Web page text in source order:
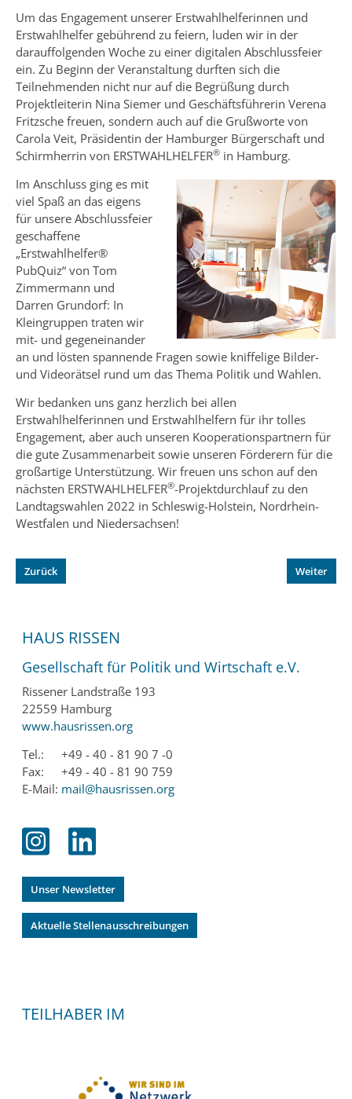
Um das Engagement unserer Erstwahlhelferinnen und
Erstwahlhelfer gebührend zu feiern, luden wir in der
darauffolgenden Woche zu einer digitalen Abschlussfeier
ein. Zu Beginn der Veranstaltung durften sich die
Teilnehmenden nicht nur auf die Begrüßung durch
Projektleiterin Nina Siemer und Geschäftsführerin Verena
Fritzsche freuen, sondern auch auf die Grußworte von
Carola Veit, Präsidentin der Hamburger Bürgerschaft und
Schirmherrin von ERSTWAHLHELFER® in Hamburg.
Im Anschluss ging es mit
viel Spaß an das eigens
für unsere Abschlussfeier
geschaffene
„Erstwahlhelfer®
PubQuiz“ von Tom
Zimmermann und
Darren Grundorf: In
Kleingruppen traten wir
mit- und gegeneinander
an und lösten spannende Fragen sowie kniffelige Bilder-
und Videorätsel rund um das Thema Politik und Wahlen.
Wir bedanken uns ganz herzlich bei allen
Erstwahlhelferinnen und Erstwahlhelfern für ihr tolles
Engagement, aber auch unseren Kooperationspartnern für
die gute Zusammenarbeit sowie unseren Förderern für die
großartige Unterstützung. Wir freuen uns schon auf den
nächsten ERSTWAHLHELFER®-Projektdurchlauf zu den
Landtagswahlen 2022 in Schleswig-Holstein, Nordrhein-
Westfalen und Niedersachsen!
Zurück Weiter
HAUS RISSEN
Gesellschaft für Politik und Wirtschaft e.V.
Rissener Landstraße 193
22559 Hamburg
www.hausrissen.org
Tel.:
+49 - 40 - 81 90 7 -0
Fax:
+49 - 40 - 81 90 759
E-Mail: mail@hausrissen.org
Unser Newsletter
Aktuelle Stellenausschreibungen
TEILHABER IM